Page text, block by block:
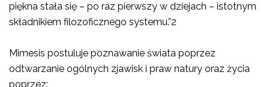
piękna stała się – po raz pierwszy w dziejach – istotnym
składnikiem filozoficznego systemu.”2
Mimesis postuluje poznawanie świata poprzez
odtwarzanie ogólnych zjawisk i praw natury oraz życia
poprzez: